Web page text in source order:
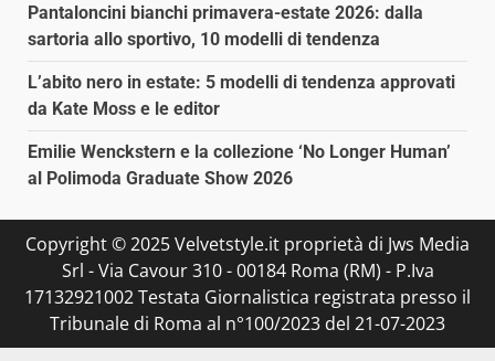
Pantaloncini bianchi primavera-estate 2026: dalla
sartoria allo sportivo, 10 modelli di tendenza
L’abito nero in estate: 5 modelli di tendenza approvati
da Kate Moss e le editor
Emilie Wenckstern e la collezione ‘No Longer Human’
al Polimoda Graduate Show 2026
Copyright © 2025 Velvetstyle.it proprietà di Jws Media
Srl - Via Cavour 310 - 00184 Roma (RM) - P.Iva
17132921002 Testata Giornalistica registrata presso il
Tribunale di Roma al n°100/2023 del 21-07-2023